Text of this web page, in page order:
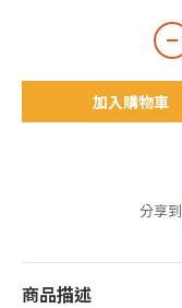
加入購物車
分享到
商品描述